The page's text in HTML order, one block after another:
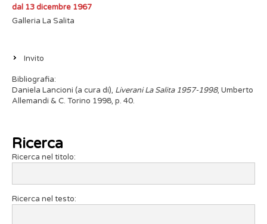
dal 13 dicembre 1967
Galleria La Salita
Invito
Bibliografia:
Daniela Lancioni (a cura di), Liverani La Salita 1957-1998, Umberto
Allemandi & C. Torino 1998, p. 40.
Ricerca
Ricerca nel titolo:
Ricerca nel testo: